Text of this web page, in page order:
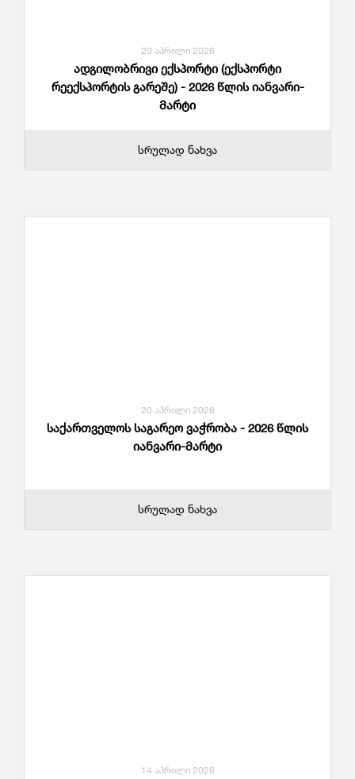
20 აპრილი 2026
ადგილობრივი ექსპორტი (ექსპორტი
რეექსპორტის გარეშე) - 2026 წლის იანვარი-
მარტი
სრულად ნახვა
20 აპრილი 2026
საქართველოს საგარეო ვაჭრობა - 2026 წლის
იანვარი-მარტი
სრულად ნახვა
14 აპრილი 2026